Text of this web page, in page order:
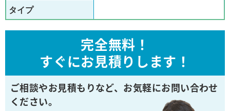
タイプ
完全無料！
すぐにお見積りします！
ご相談やお見積もりなど、 お気軽にお問い合わせ
ください。